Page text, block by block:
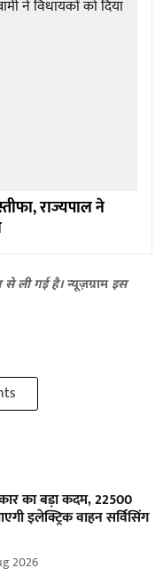
राज्यपाल ने
से ली गई है।न्यूज़ग्राम इस
का बड़ा कदम, 22500
इलेक्ट्रिक वाहन सर्विसिंग
2026